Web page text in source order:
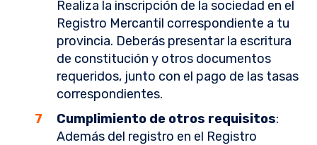
Realiza la inscripción de la sociedad en el
Registro Mercantil correspondiente a tu
provincia. Deberás presentar la escritura
de constitución y otros documentos
requeridos, junto con el pago de las tasas
correspondientes.
Cumplimiento de otros requisitos:
Además del registro en el Registro